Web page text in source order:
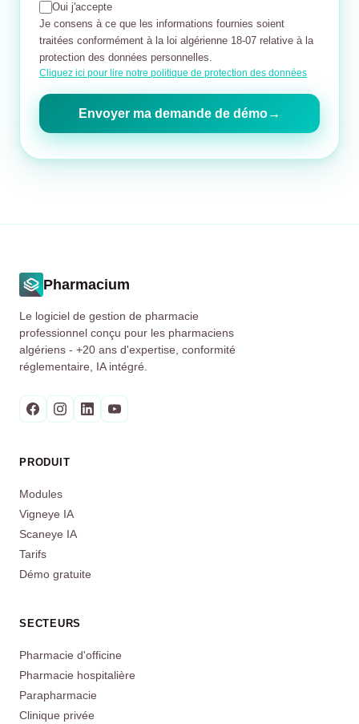
Oui j'accepte
Je consens à ce que les informations fournies soient
traitées conformément à la loi algérienne 18-07 relative à la
protection des données personnelles.
Cliquez ici pour lire notre politique de protection des données
Envoyer ma demande de démo→
Pharmacium
Le logiciel de gestion de pharmacie
professionnel conçu pour les pharmaciens
algériens - +20 ans d'expertise, conformité
réglementaire, IA intégré.
PRODUIT
Modules
Vigneye IA
Scaneye IA
Tarifs
Démo gratuite
SECTEURS
Pharmacie d'officine
Pharmacie hospitalière
Parapharmacie
Clinique privée